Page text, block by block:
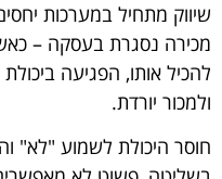
שיווק מתחיל במערכות
מכירה נסגרת בעסקה –
להכיל אותו, הפגיעה
ולמכור יורדת.
חוסר היכולת לשמוע "לא"